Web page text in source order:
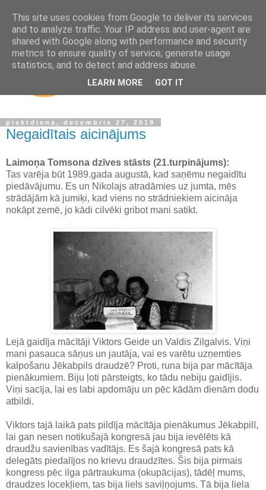
piektdiena, decembris 27, 2019
Negaidītais aicinājums
Laimoņa Tomsona dzīves stāsts (21.turpinājums):
Tas varēja būt 1989.gada augustā, kad saņēmu negaidītu
piedāvājumu. Es un Nikolajs atradāmies uz jumta, mēs
strādājām kā jumiķi, kad viens no strādniekiem aicināja
nokāpt zemē, jo kādi cilvēki gribot mani satikt.
Lejā gaidīja mācītāji Viktors Geide un Valdis Zilgalvis. Viņi
mani pasauca sāņus un jautāja, vai es varētu uzņemties
kalpošanu Jēkabpils draudzē? Proti, runa bija par mācītāja
pienākumiem. Biju ļoti pārsteigts, ko tādu nebiju gaidījis.
Viņi sacīja, lai es labi apdomāju un pēc kādām dienām dodu
atbildi.
Viktors tajā laikā pats pildīja mācītāja pienākumus Jēkabpilī,
lai gan nesen notikušajā kongresā jau bija ievēlēts kā
draudžu savienības vadītājs. Es šajā kongresā pats kā
delegāts piedalījos no krievu draudzītes. Šis bija pirmais
kongress pēc ilga pārtraukuma (okupācijas), tādēļ mums,
draudzes locekļiem, tas bija liels saviļņojums. Tā bija liela
This site uses cookies from Google to deliver its services
and to analyze traffic. Your IP address and user-agent are
shared with Google along with performance and security
metrics to ensure quality of service, generate usage
statistics, and to detect and address abuse.
LEARN MORE GOT IT